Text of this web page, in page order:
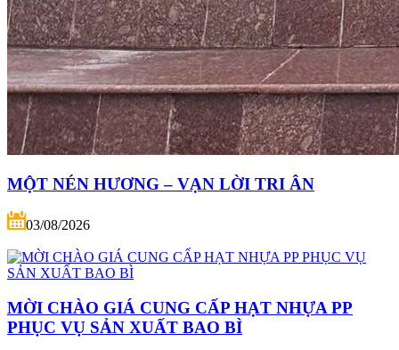
MỘT NÉN HƯƠNG – VẠN LỜI TRI ÂN
03/08/2026
MỜI CHÀO GIÁ CUNG CẤP HẠT NHỰA PP
PHỤC VỤ SẢN XUẤT BAO BÌ